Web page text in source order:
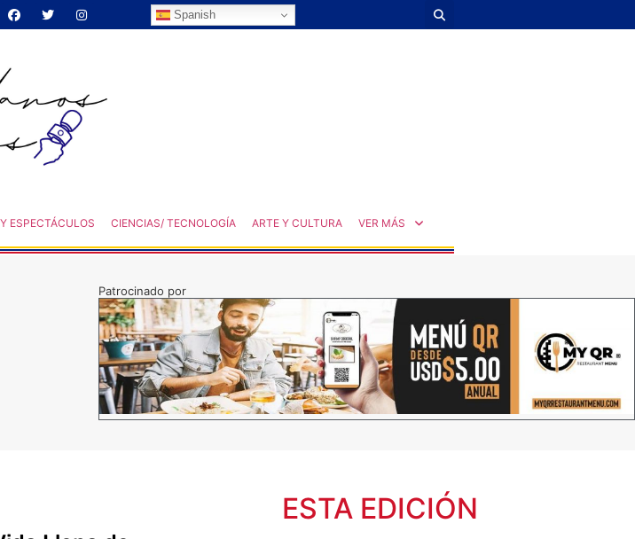
Spanish
ESPECTÁCULOS CIENCIAS/ TECNOLOGÍA ARTE Y CULTURA VER MÁS
Patrocinado por
ESTA EDICIÓN